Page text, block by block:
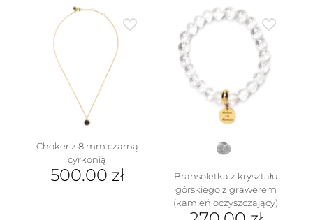
Choker z 8 mm czarną
cyrkonią
500.00 zł
Bransoletka z kryształu
górskiego z grawerem
(kamień oczyszczający)